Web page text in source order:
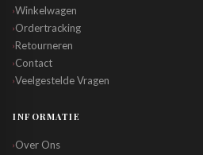
›Winkelwagen
›Ordertracking
›Retourneren
›Contact
›Veelgestelde Vragen
INFORMATIE
›Over Ons